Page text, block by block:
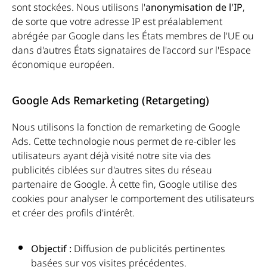
sont stockées. Nous utilisons l'anonymisation de l'IP,
de sorte que votre adresse IP est préalablement
abrégée par Google dans les États membres de l'UE ou
dans d'autres États signataires de l'accord sur l'Espace
économique européen.
Google Ads Remarketing (Retargeting)
Nous utilisons la fonction de remarketing de Google
Ads. Cette technologie nous permet de re-cibler les
utilisateurs ayant déjà visité notre site via des
publicités ciblées sur d'autres sites du réseau
partenaire de Google. À cette fin, Google utilise des
cookies pour analyser le comportement des utilisateurs
et créer des profils d'intérêt.
Objectif : Diffusion de publicités pertinentes
basées sur vos visites précédentes.